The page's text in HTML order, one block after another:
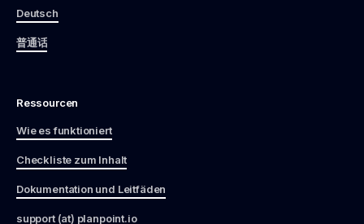
Deutsch
普通话
Ressourcen
Wie es funktioniert
Checkliste zum Inhalt
Dokumentation und Leitfäden
support (at) planpoint.io